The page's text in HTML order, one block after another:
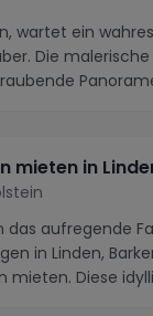
wartet ein
Die
mieten in
das aufregende
in Linden,
mieten. Diese